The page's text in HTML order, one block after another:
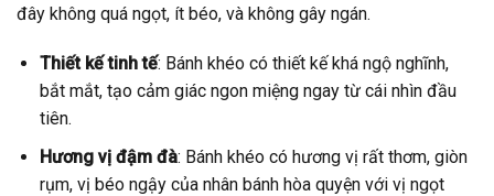
đây không quá ngọt, ít béo, và không gây ngán.
Thiết kế tinh tế: Bánh khéo có thiết kế khá ngộ nghĩnh,
bắt mắt, tạo cảm giác ngon miệng ngay từ cái nhìn đầu
tiên.
Hương vị đậm đà: Bánh khéo có hương vị rất thơm, giòn
rụm, vị béo ngậy của nhân bánh hòa quyện với vị ngọt